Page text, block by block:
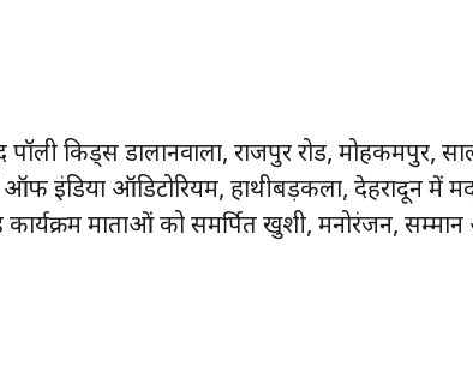
पॉली किड्स डालानवाला, राजपुर रोड, मोहकमपुर,
ऑफ इंडिया ऑडिटोरियम, हाथीबड़कला, देहरादून
कार्यक्रम माताओं को समर्पित खुशी, मनोरंजन,